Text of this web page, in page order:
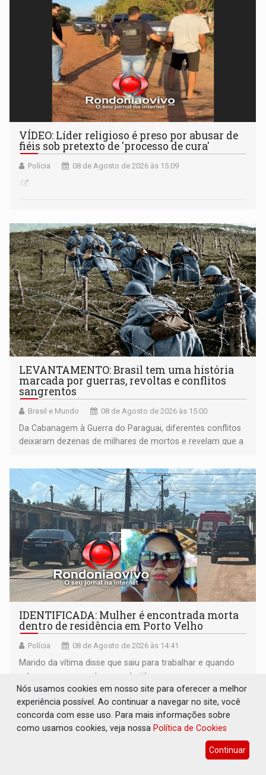
VÍDEO: Líder religioso é preso por abusar de
fiéis sob pretexto de 'processo de cura'
Polícia 08 de Agosto de 2026 às 15:09
LEVANTAMENTO: Brasil tem uma história
marcada por guerras, revoltas e conflitos
sangrentos
Brasil e Mundo 08 de Agosto de 2026 às 15:00
Da Cabanagem à Guerra do Paraguai, diferentes conflitos
deixaram dezenas de milhares de mortos e revelam que a
territoriais e sociais
IDENTIFICADA: Mulher é encontrada morta
dentro de residência em Porto Velho
Polícia 08 de Agosto de 2026 às 14:41
Marido da vítima disse que saiu para trabalhar e quando
retornou esposa estava morta
Nós usamos cookies em nosso site para oferecer a melhor
experiência possível. Ao continuar a navegar no site, você
concorda com esse uso. Para mais informações sobre
como usamos cookies, veja nossa Política de Cookies
Continuar